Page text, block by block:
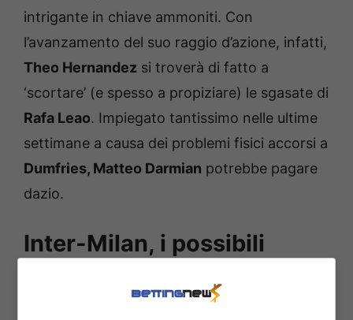
intrigante in chiave ammoniti. Con
l’avanzamento del suo raggio d’azione, infatti,
Theo Hernandez si troverà di fatto a
‘scortare’ (e spesso a propiziare) le sgasate di
Rafa Leao. Impiegato tantissimo nelle ultime
settimane a causa dei problemi fisici accorsi a
Dumfries, Matteo Darmian potrebbe pagare
dazio.
Inter-Milan, i possibili